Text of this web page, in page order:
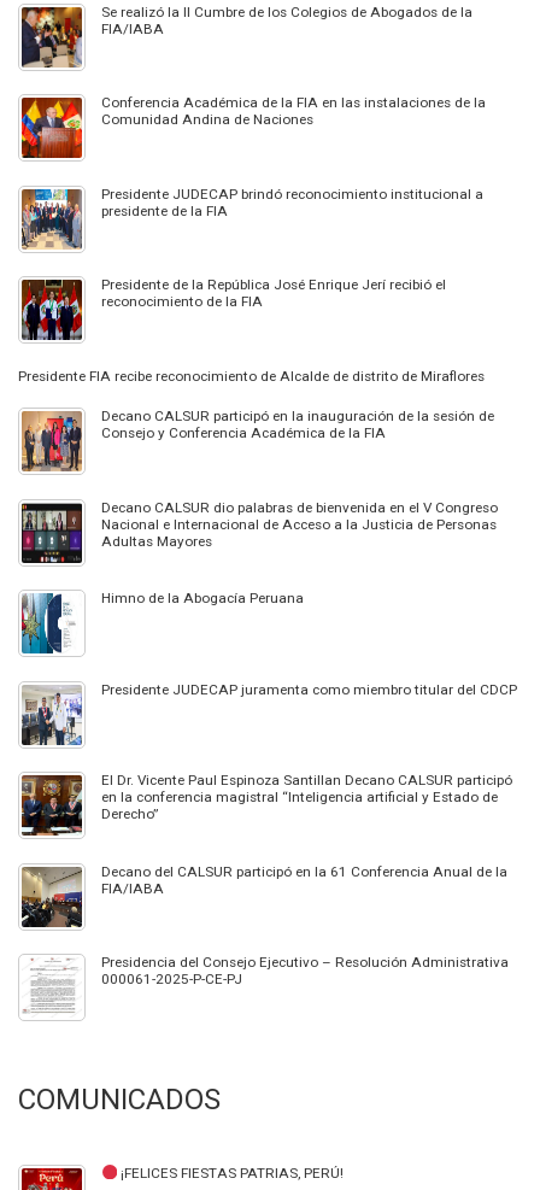
Se realizó la II Cumbre de los Colegios de Abogados de la
FIA/IABA
Conferencia Académica de la FIA en las instalaciones de la
Comunidad Andina de Naciones
Presidente JUDECAP brindó reconocimiento institucional a
presidente de la FIA
Presidente de la República José Enrique Jerí recibió el
reconocimiento de la FIA
Presidente FIA recibe reconocimiento de Alcalde de distrito de Miraflores
Decano CALSUR participó en la inauguración de la sesión de
Consejo y Conferencia Académica de la FIA
Decano CALSUR dio palabras de bienvenida en el V Congreso
Nacional e Internacional de Acceso a la Justicia de Personas
Adultas Mayores
Himno de la Abogacía Peruana
Presidente JUDECAP juramenta como miembro titular del CDCP
El Dr. Vicente Paul Espinoza Santillan Decano CALSUR participó
en la conferencia magistral “Inteligencia artificial y Estado de
Derecho”
Decano del CALSUR participó en la 61 Conferencia Anual de la
FIA/IABA
Presidencia del Consejo Ejecutivo – Resolución Administrativa
000061-2025-P-CE-PJ
COMUNICADOS
¡FELICES FIESTAS PATRIAS, PERÚ!